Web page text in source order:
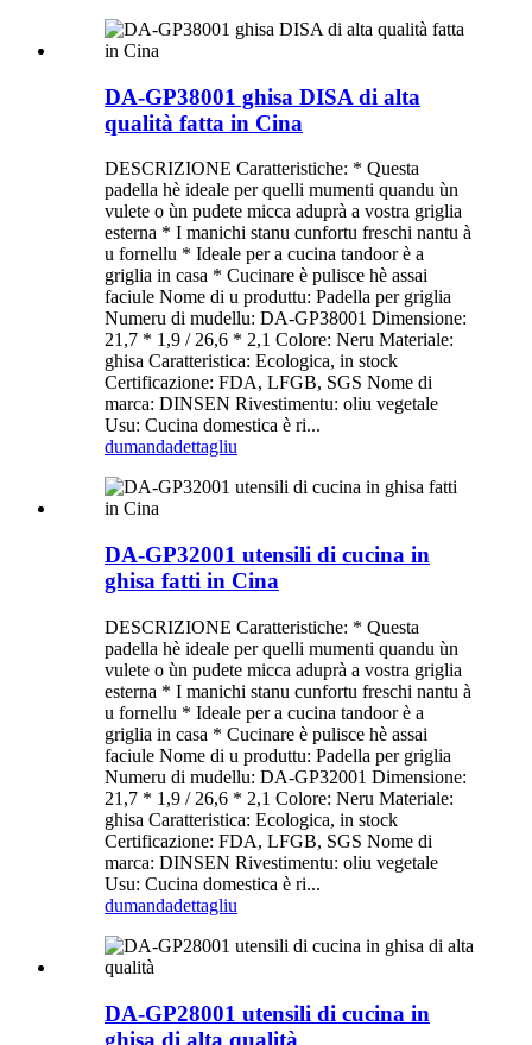
DA-GP38001 ghisa DISA di alta
qualità fatta in Cina
DESCRIZIONE Caratteristiche: * Questa
padella hè ideale per quelli mumenti quandu ùn
vulete o ùn pudete micca aduprà a vostra griglia
esterna * I manichi stanu cunfortu freschi nantu à
u fornellu * Ideale per a cucina tandoor è a
griglia in casa * Cucinare è pulisce hè assai
faciule Nome di u produttu: Padella per griglia
Numeru di mudellu: DA-GP38001 Dimensione:
21,7 * 1,9 / 26,6 * 2,1 Colore: Neru Materiale:
ghisa Caratteristica: Ecologica, in stock
Certificazione: FDA, LFGB, SGS Nome di
marca: DINSEN Rivestimentu: oliu vegetale
Usu: Cucina domestica è ri...
dumandadettagliu
DA-GP32001 utensili di cucina in
ghisa fatti in Cina
DESCRIZIONE Caratteristiche: * Questa
padella hè ideale per quelli mumenti quandu ùn
vulete o ùn pudete micca aduprà a vostra griglia
esterna * I manichi stanu cunfortu freschi nantu à
u fornellu * Ideale per a cucina tandoor è a
griglia in casa * Cucinare è pulisce hè assai
faciule Nome di u produttu: Padella per griglia
Numeru di mudellu: DA-GP32001 Dimensione:
21,7 * 1,9 / 26,6 * 2,1 Colore: Neru Materiale:
ghisa Caratteristica: Ecologica, in stock
Certificazione: FDA, LFGB, SGS Nome di
marca: DINSEN Rivestimentu: oliu vegetale
Usu: Cucina domestica è ri...
dumandadettagliu
DA-GP28001 utensili di cucina in
ghisa di alta qualità